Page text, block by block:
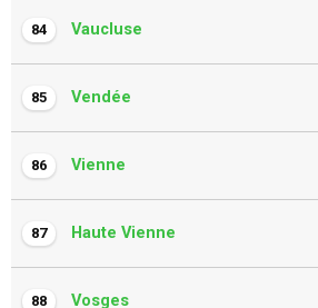
84 Vaucluse
85 Vendée
86 Vienne
87 Haute Vienne
88 Vosges